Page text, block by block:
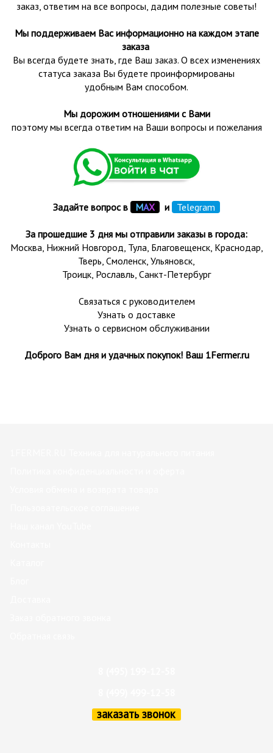
заказ, ответим на все вопросы, дадим полезные советы!
Мы поддерживаем Вас информационно на каждом этапе
заказа
Вы всегда будете знать, где Ваш заказ. О всех изменениях
статуса заказа Вы будете проинформированы
удобным Вам способом.
Мы дорожим отношениями с Вами
поэтому мы всегда ответим на Ваши вопросы и пожелания
Задайте вопрос в МАХ и Telegram
За прошедшие 3 дня мы отправили заказы в города:
Москва, Нижний Новгород, Тула, Благовещенск, Краснодар,
Тверь, Смоленск, Ульяновск,
Троицк, Рославль, Санкт-Петербург
Связаться с руководителем
Узнать о доставке
Узнать о сервисном обслуживании
Доброго Вам дня и удачных покупок! Ваш 1Fermer.ru
заказать звонок